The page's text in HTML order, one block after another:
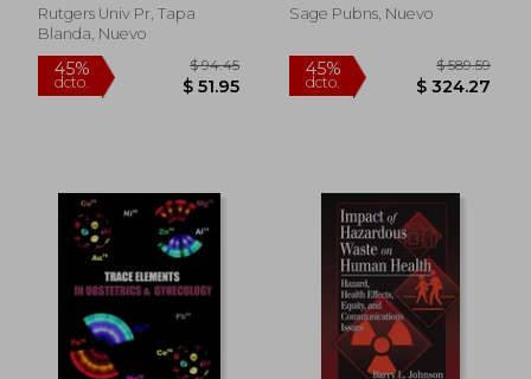
40%
dcto. $ 39.83
45%
dcto.
Rutgers Univ Pr, Tapa
Blanda, Nuevo
Sage Pubns, Nuevo